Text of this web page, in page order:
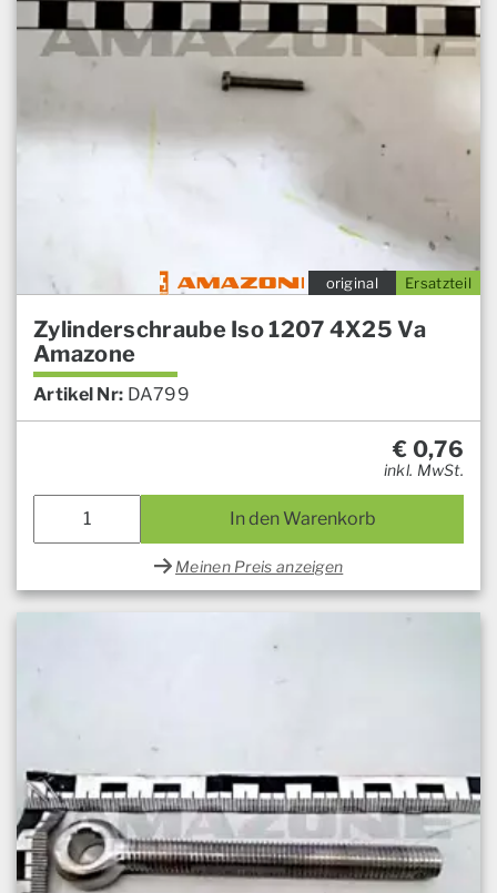
Ersatzteil
original
Zylinderschraube Iso 1207 4X25 Va
Amazone
Artikel Nr: DA799
€ 0,76
inkl. MwSt.
In den Warenkorb
Meinen Preis anzeigen